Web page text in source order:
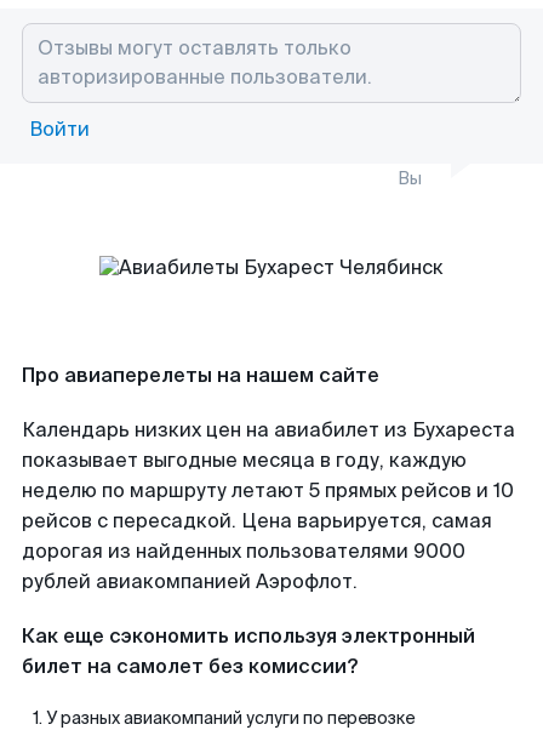
Войти
Вы
Про авиаперелеты на нашем сайте
Календарь низких цен на авиабилет из Бухареста
показывает выгодные месяца в году, каждую
неделю по маршруту летают 5 прямых рейсов и 10
рейсов с пересадкой. Цена варьируется, самая
дорогая из найденных пользователями 9000
рублей авиакомпанией Аэрофлот.
Как еще сэкономить используя электронный
билет на самолет без комиссии?
У разных авиакомпаний услуги по перевозке